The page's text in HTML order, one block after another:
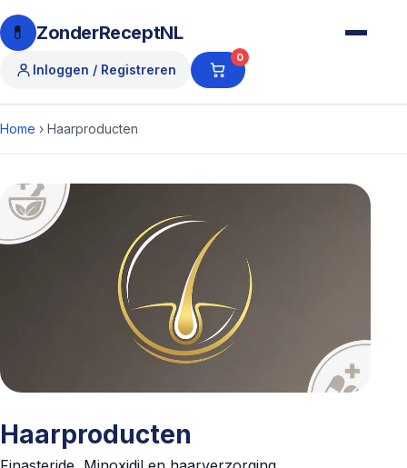
💊 ZonderReceptNL
Inloggen / Registreren
0
Home › Haarproducten
Haarproducten